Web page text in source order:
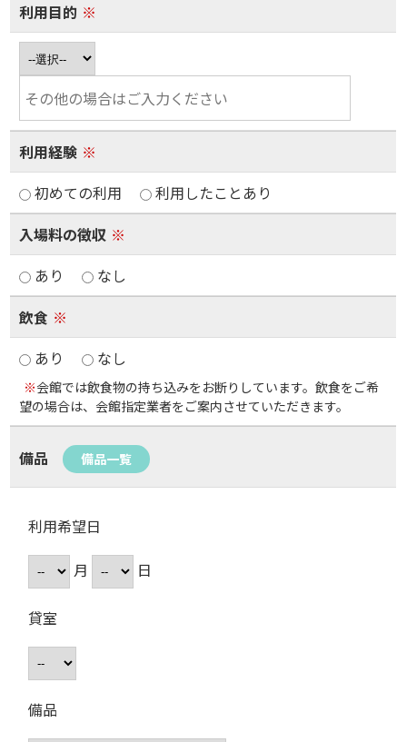
利用目的 ※
利用経験 ※
初めての利用
利用したことあり
入場料の徴収 ※
あり
なし
飲食 ※
あり
なし
※会館では飲食物の持ち込みをお断りしています。飲食をご希
望の場合は、会館指定業者をご案内させていただきます。
備品 備品一覧
利用希望日
月
日
貸室
備品